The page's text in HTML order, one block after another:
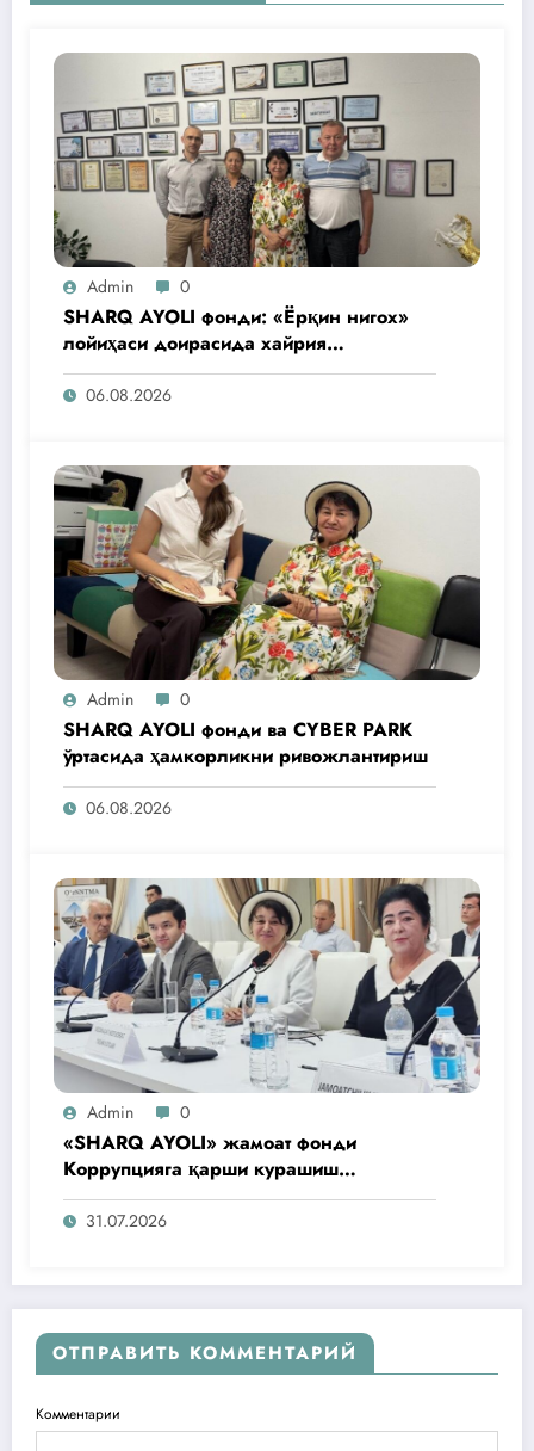
Admin 0
SHARQ AYOLI фонди: «Ёрқин нигох»
лойиҳаси доирасида хайрия
операциялари ўтказилади
06.08.2026
Admin 0
SHARQ AYOLI фонди ва CYBER PARK
ўртасида ҳамкорликни ривожлантириш
06.08.2026
Admin 0
«SHARQ AYOLI» жамоат фонди
Коррупцияга қарши курашиш
агентлигидаги жамоат эшитувида
ташаббусларини тақдим этди
31.07.2026
ОТПРАВИТЬ КОММЕНТАРИЙ
Комментарии